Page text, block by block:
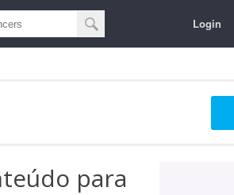
Login
para